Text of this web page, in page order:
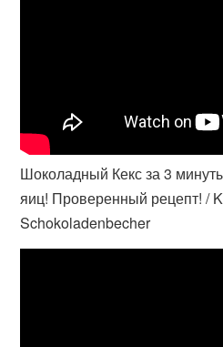
Шоколадный Кекс за 3
яиц! Проверенный рецепт! /
Schokoladenbecher